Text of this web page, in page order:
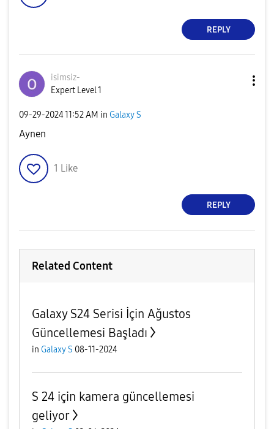
REPLY
isimsiz-
Expert Level 1
‎09-29-202411:52 AM in Galaxy S
Aynen
1 Like
REPLY
Related Content
Galaxy S24 Serisi İçin Ağustos
Güncellemesi Başladı
in Galaxy S 08-11-2024
S 24 için kamera güncellemesi
geliyor